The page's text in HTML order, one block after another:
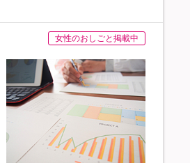
女性のおしごと掲載中